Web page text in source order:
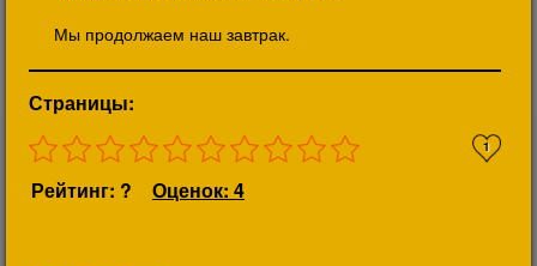
Мы продолжаем наш завтрак.
Страницы:
1
Рейтинг: ? Оценок: 4